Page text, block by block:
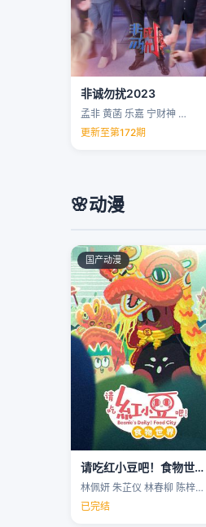
非诚勿扰2023
孟非 黄菡 乐嘉 宁财神 …
更新至第172期
🌸动漫
国产动漫
请吃红小豆吧！食物世界第一季
林佩妍 朱芷仪 林春柳 陈梓聪 …
已完结